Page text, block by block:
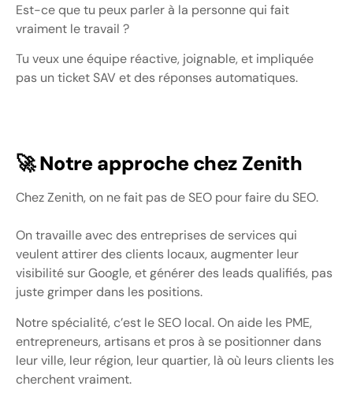
Est-ce que tu peux parler à la personne qui fait
vraiment le travail ?
Tu veux une équipe réactive, joignable, et impliquée
pas un ticket SAV et des réponses automatiques.
🚀 Notre approche chez Zenith
Chez Zenith, on ne fait pas de SEO pour faire du SEO.
On travaille avec des entreprises de services qui
veulent attirer des clients locaux, augmenter leur
visibilité sur Google, et générer des leads qualifiés, pas
juste grimper dans les positions.
Notre spécialité, c’est le SEO local. On aide les PME,
entrepreneurs, artisans et pros à se positionner dans
leur ville, leur région, leur quartier, là où leurs clients les
cherchent vraiment.